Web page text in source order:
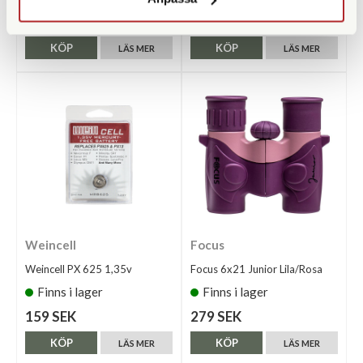
279 SEK
LÄS MER
KÖP
245 SEK
LÄS MER
KÖP
Weincell
Weincell PX 625 1,35v
Finns i lager
159 SEK
LÄS MER
KÖP
Focus
Focus 6x21 Junior Lila/Rosa
Finns i lager
279 SEK
LÄS MER
KÖP